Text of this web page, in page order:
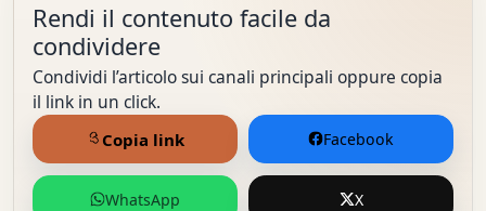
Rendi il contenuto facile da
condividere
Condividi l’articolo sui canali principali oppure copia
il link in un click.
Facebook
WhatsApp X
Copia link